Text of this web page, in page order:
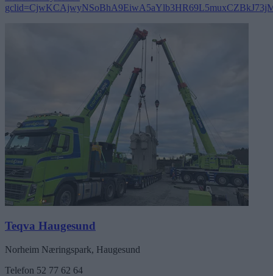
Teqva Haugesund
Norheim Næringspark, Haugesund
Telefon 52 77 62 64